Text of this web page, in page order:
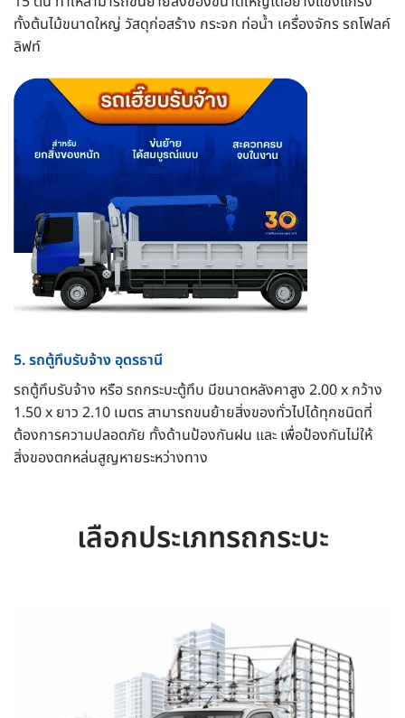
ทั้งต้นไม้ขนาดใหญ่ วัสดุก่อสร้าง กระจก ท่อน้ำ เครื่องจักร รถโฟลค์
ลิฟท์
5. รถตู้ทึบรับจ้าง อุดรธานี
รถตู้ทึบรับจ้าง หรือ รถกระบะตู้ทึบ มีขนาดหลังคาสูง 2.00 x กว้าง
1.50 x ยาว 2.10 เมตร สามารถขนย้ายสิ่งของทั่วไปได้ทุกชนิดที่
ต้องการความปลอดภัย ทั้งด้านป้องกันฝน และ เพื่อป้องกันไม่ให้
สิ่งของตกหล่นสูญหายระหว่างทาง
เลือกประเภทรถกระบะ